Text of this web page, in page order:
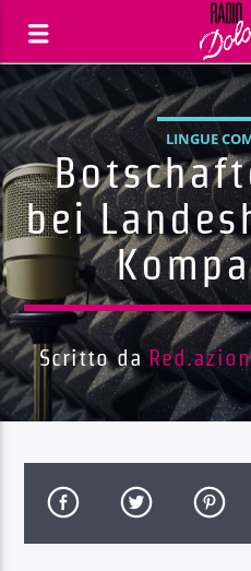
Traccia corrente
LINGUE
bei
Scritto da